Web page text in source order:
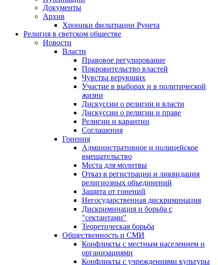
Документы
Архив
Хроники фильтрации Рунета
Религия в светском обществе
Новости
Власти
Правовое регулирование
Покровительство властей
Чувства верующих
Участие в выборах и в политической
жизни
Дискуссии о религии и власти
Дискуссии о религии и праве
Религии и карантин
Соглашения
Гонения
Административное и полицейское
вмешательство
Места для молитвы
Отказ в регистрации и ликвидация
религиозных объединений
Защита от гонений
Негосударственная дискриминация
Дискриминация и борьба с
"сектантами"
Теоретическая борьба
Общественность и СМИ
Конфликты с местным населением и
организациями
Конфликты с учреждениями культуры